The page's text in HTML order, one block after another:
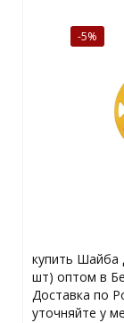
-5%
купить Шайба
шт) оптом в
Доставка по
уточняйте у